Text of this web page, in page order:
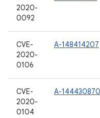
2020-
0092
CVE-
2020-
0106
A-148414207
CVE-
2020-
0104
A-144430870